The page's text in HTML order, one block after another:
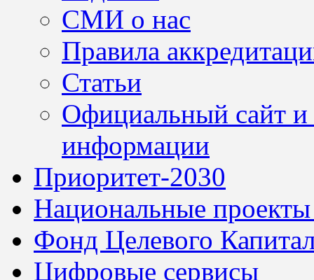
СМИ о нас
Правила
Статьи
Официальный сайт
информации
Приоритет-2030
Национальные
Фонд Целевого
Цифровые сервисы